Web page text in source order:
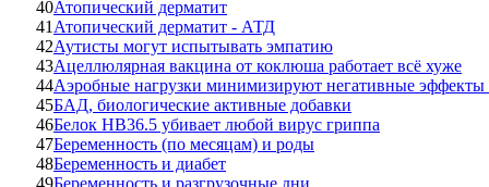
40Атопический дерматит
41 Атопический дерматит - АТД
42Аутисты могут испытывать эмпатию
43Ацеллюлярная вакцина от коклюша работает всё хуже
44Аэробные нагрузки минимизируют негативные эффекты
45БАД, биологические активные добавки
46Белок HB36.5 убивает любой вирус гриппа
47Беременность (по месяцам) и роды
48Беременность и диабет
49Беременность и разгрузочные дни